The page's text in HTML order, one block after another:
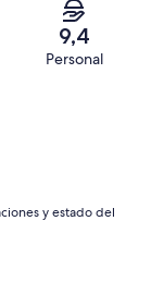
9,4
Personal
y estado del